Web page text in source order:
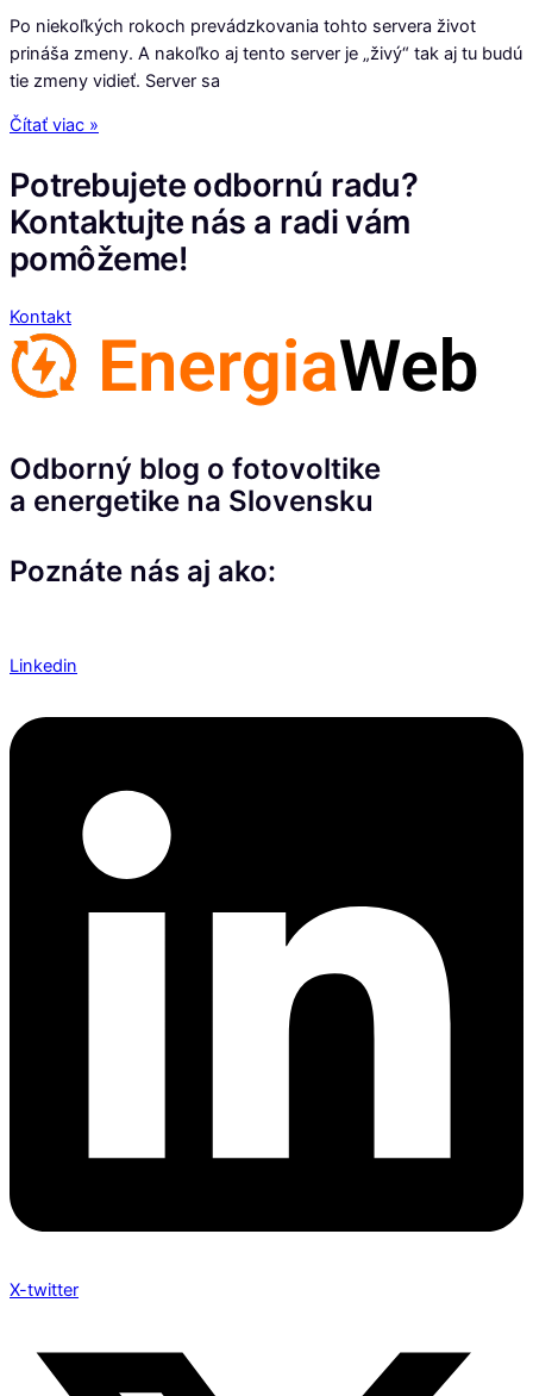
Po niekoľkých rokoch prevádzkovania tohto servera život
prináša zmeny. A nakoľko aj tento server je „živý“ tak aj tu budú
tie zmeny vidieť. Server sa
Čítať viac »
Potrebujete odbornú radu?
Kontaktujte nás a radi vám
pomôžeme!
Kontakt
Odborný blog o fotovoltike
a energetike na Slovensku
Poznáte nás aj ako:
Linkedin
X-twitter